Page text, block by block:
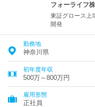
フォーライフ
東証グロース上
開発
勤務地
神奈川県
初年度年収
500万～800万円
雇用形態
正社員